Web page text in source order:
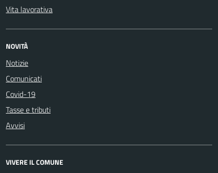
Vita lavorativa
NOVITÀ
Notizie
Comunicati
Covid-19
Tasse e tributi
Avvisi
VIVERE IL COMUNE